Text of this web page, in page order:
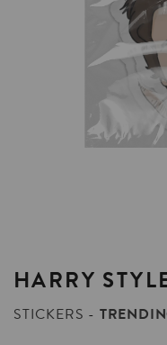
HARRY
STICKERS